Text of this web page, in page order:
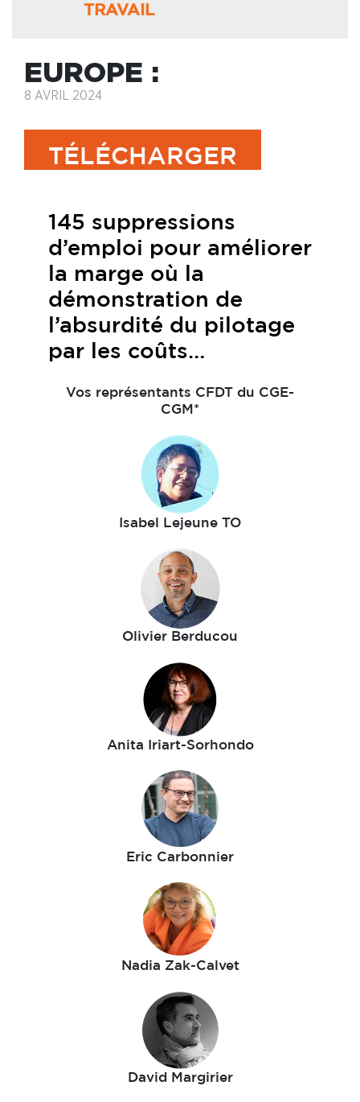
TRAVAIL
EUROPE :
8 AVRIL 2024
TÉLÉCHARGER
145 suppressions
d’emploi pour améliorer
la marge où la
démonstration de
l’absurdité du pilotage
par les coûts…
Vos représentants CFDT du CGE-
CGM*
Isabel Lejeune TO
Olivier Berducou
Anita Iriart-Sorhondo
Eric Carbonnier
Nadia Zak-Calvet
David Margirier